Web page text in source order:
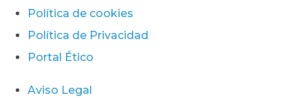
Política de cookies
Política de Privacidad
Portal Ético
Aviso Legal